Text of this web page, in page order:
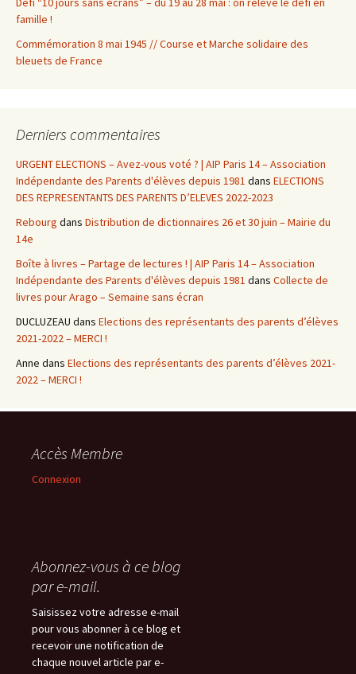
famille !
Commémoration 8 mai 1945 // Course et Marche solidaire des
bleuets de France
Derniers commentaires
URGENT ELECTIONS – Avez-vous voté ? | AIP Paris 14 – Association
Indépendante des Parents d'élèves depuis 1981 dans ELECTIONS
DES REPRESENTANTS DES PARENTS D’ELEVES 2022-2023
Rebourg dans Distribution de dictionnaires 26 et 30 juin – Mairie du
14e
Boîte à livres – Partage de lectures ! | AIP Paris 14 – Association
Indépendante des Parents d'élèves depuis 1981 dans Collecte de
livres pour Arago – Semaine sans écran
DUCLUZEAU dans Elections des représentants des parents d’élèves
2021-2022 – MERCI !
Anne dans Elections des représentants des parents d’élèves 2021-
2022 – MERCI !
Accès Membre
Connexion
Abonnez-vous à ce blog
par e-mail.
Saisissez votre adresse e-mail
pour vous abonner à ce blog et
recevoir une notification de
chaque nouvel article par e-